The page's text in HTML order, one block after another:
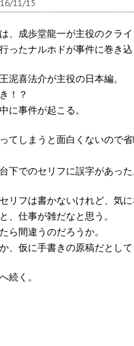
11/15
、成歩堂龍一が主役のクライ
ったナルホドが事件に巻き
泥喜法介が主役の日本編。
！？
に事件が起こる。
てしまうと面白くないので
下でのセリフに誤字があった
リフは書かないけれど、気に
、仕事が雑だなと思う。
ら間違うのだろうか。
、仮に手書きの原稿だとし
続く。